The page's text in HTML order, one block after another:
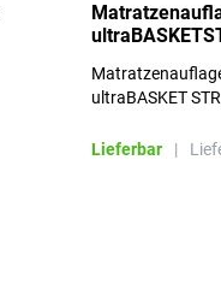
ultraBASKET
Lieferbar |